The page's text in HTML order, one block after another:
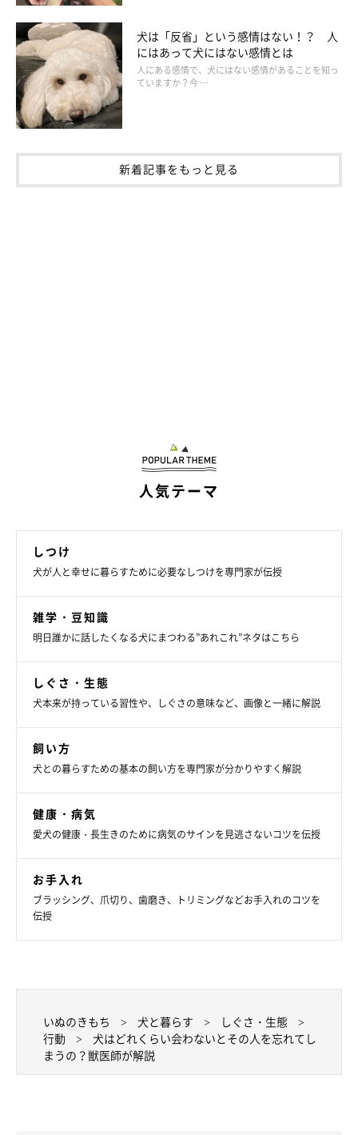
犬に忘れられないためにできること
――犬に忘れられないようにするには、どうすればよいでしょう
か？
山口先生：
「ポジティブな感情は記憶に結びつきやすいので、会う回数を増
やす、食べ物やおやつを与えるなどで犬によい印象をもってもら
うことや、遊び相手になるなど、犬にとって“会うのが楽しみな
人”になることを意識するとよいと思います」
犬はニオイと記憶を結びつける能力があるため、飼い主さんのこ
とは忘れにくいといわれています。会う頻度が少ない人には当て
はまらない場合もありますが、犬にとって“会うのが楽しみな
情を与えられるよう意識したいですね。
取材・文／寺井さとこ
※写真はスマホアプリ「いぬ・ねこのきもち」で投稿されたもの
です。
犬は「反省」という感情はない！？ 人
にはあって犬にはない感情とは
人にある感情で、犬にはない感情があることを知っ
ていますか？今 …
新着記事をもっと見る
人気テーマ
しつけ
犬が人と幸せに暮らすために必要なしつけを専門家が伝授
雑学・豆知識
明日誰かに話したくなる犬にまつわる”あれこれ”ネタはこちら
しぐさ・生態
犬本来が持っている習性や、しぐさの意味など、画像と一緒に解説
飼い方
犬との暮らすための基本の飼い方を専門家が分かりやすく解説
健康・病気
愛犬の健康・長生きのために病気のサインを見逃さないコツを伝授
お手入れ
ブラッシング、爪切り、歯磨き、トリミングなどお手入れのコツを
伝授
いぬのきもち 犬と暮らす
しぐさ・生態
行動
犬はどれくらい会わないとその人を忘れてし
まうの？獣医師が解説